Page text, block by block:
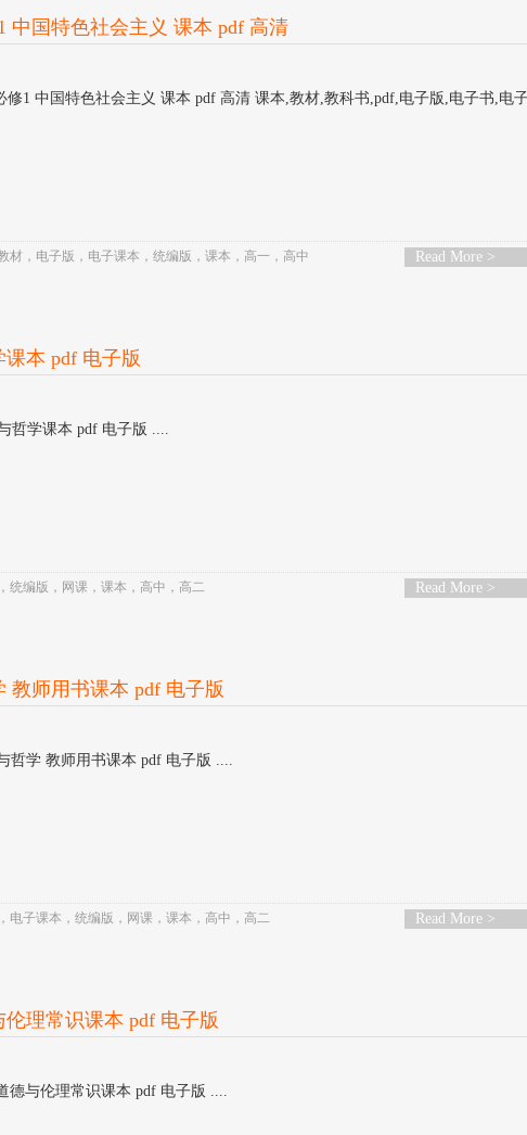
中国特色社会主义 课本 pdf 高清
修1 中国特色社会主义 课本 pdf 高清 课本,教材,教科书,pdf,电子版,电子书,电
Read More >
材 ， 电子版 ， 电子课本 ，统编版 ，课本 ，高一 ，高中
本 pdf 电子版
哲学课本 pdf 电子版 ....
Read More >
，统编版 ， 网课 ，课本 ，高中 ，高二
教师用书课本 pdf 电子版
哲学 教师用书课本 pdf 电子版 ....
Read More >
， 电子课本 ，统编版 ， 网课 ，课本 ，高中 ，高二
理常识课本 pdf 电子版
德与伦理常识课本 pdf 电子版 ....